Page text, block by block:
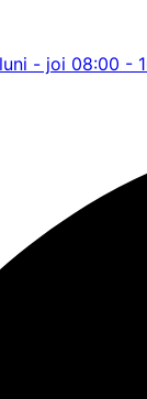
- joi 08:00 -